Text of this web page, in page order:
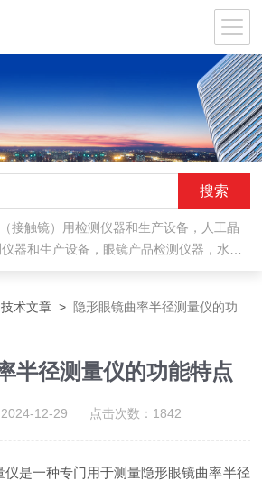
接触镜）用检测仪器和生产设备，人工晶
器和生产设备，眼镜产品检测仪器，水气
技术文章 > 隐形眼镜曲率半径测量仪的功
半径测量仪的功能特点
2024-12-29 点击次数：1842
是一种专门用于测量隐形眼镜曲率半径